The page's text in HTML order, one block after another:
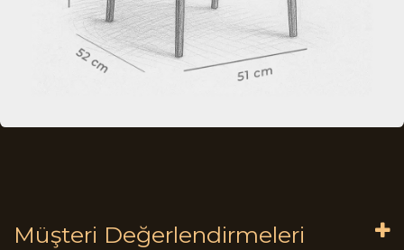
Müşteri Değerlendirmeleri